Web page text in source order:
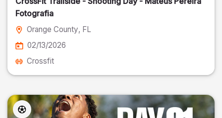
Fotografia
Orange County, FL
02/13/2026
Crossfit